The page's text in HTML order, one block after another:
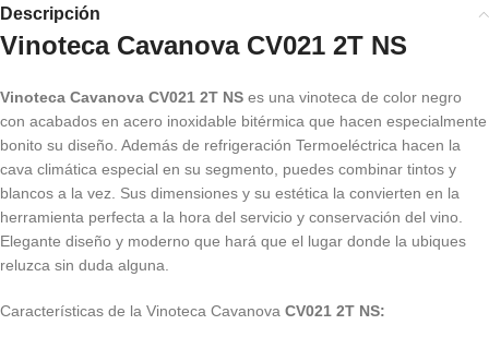
Descripción
Vinoteca Cavanova CV021 2T NS
Vinoteca Cavanova CV021 2T NS es una vinoteca de color negro
con acabados en acero inoxidable bitérmica que hacen especialmente
bonito su diseño. Además de refrigeración Termoeléctrica hacen la
cava climática especial en su segmento, puedes combinar tintos y
blancos a la vez. Sus dimensiones y su estética la convierten en la
herramienta perfecta a la hora del servicio y conservación del vino.
Elegante diseño y moderno que hará que el lugar donde la ubiques
reluzca sin duda alguna.
Características de la Vinoteca Cavanova CV021 2T NS: